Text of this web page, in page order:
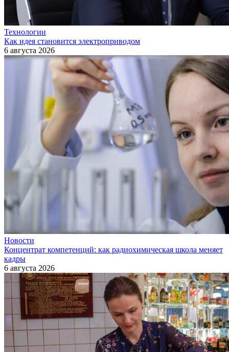
Технологии
Как идея становится электроприводом
6 августа 2026
Новости
Концентрат компетенций: как радиохимическая школа меняет
кадры
6 августа 2026